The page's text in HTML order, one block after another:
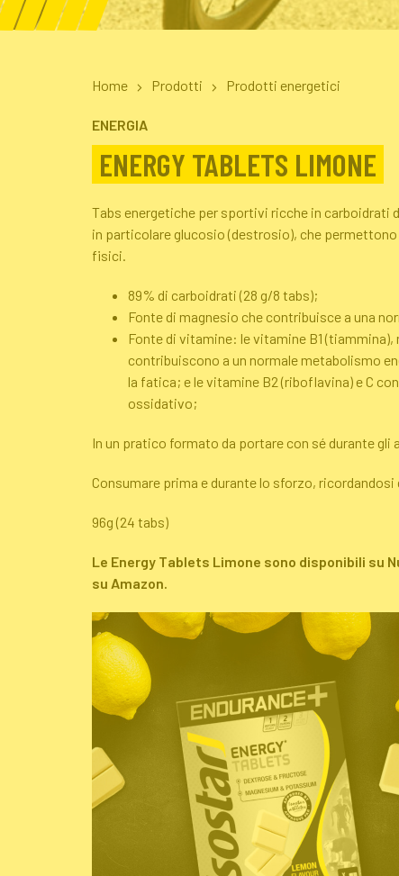
Home Prodotti Prodotti energetici
ENERGIA
ENERGY TABLETS LIMONE
Tabs energetiche per sportivi ricche in
in particolare glucosio (destrosio), che
fisici.
89% di carboidrati (28 g/8 tabs);
Fonte di magnesio che contribuisce a una
Fonte di vitamine: le vitamine B1
contribuiscono a un normale metabolismo
la fatica; e le vitamine B2 (riboflavina) e C
ossidativo;
In un pratico formato da portare con sé durante gli
Consumare prima e durante lo sforzo,
96g (24 tabs)
Le Energy Tablets Limone sono disponibili su
su Amazon.